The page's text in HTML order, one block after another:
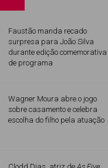
Faustão manda recado
surpresa para João Silva
durante edição comemorativa
de programa
Wagner Moura abre o jogo
sobre casamento e celebra
escolha do filho pela atuação